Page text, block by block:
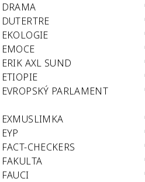
DRAMA
DUTERTRE
EKOLOGIE
EMOCE
ERIK AXL SUND
ETIOPIE
EVROPSKÝ PARLAMENT
EXMUSLIMKA
EYP
FACT-CHECKERS
FAKULTA
FAUCI